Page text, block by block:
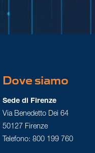
Dove siamo
Sede di Firenze
Via Benedetto Dei 64
50127 Firenze
Telefono: 800 199 760